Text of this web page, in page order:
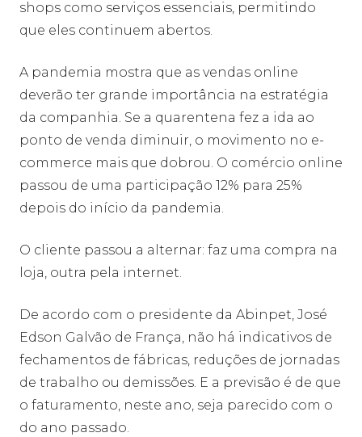
shops como serviços essenciais, permitindo
que eles continuem abertos.
A pandemia mostra que as vendas online
deverão ter grande importância na estratégia
da companhia. Se a quarentena fez a ida ao
ponto de venda diminuir, o movimento no e-
commerce mais que dobrou. O comércio online
passou de uma participação 12% para 25%
depois do início da pandemia.
O cliente passou a alternar: faz uma compra na
loja, outra pela internet.
De acordo com o presidente da Abinpet, José
Edson Galvão de França, não há indicativos de
fechamentos de fábricas, reduções de jornadas
de trabalho ou demissões. E a previsão é de que
o faturamento, neste ano, seja parecido com o
do ano passado.